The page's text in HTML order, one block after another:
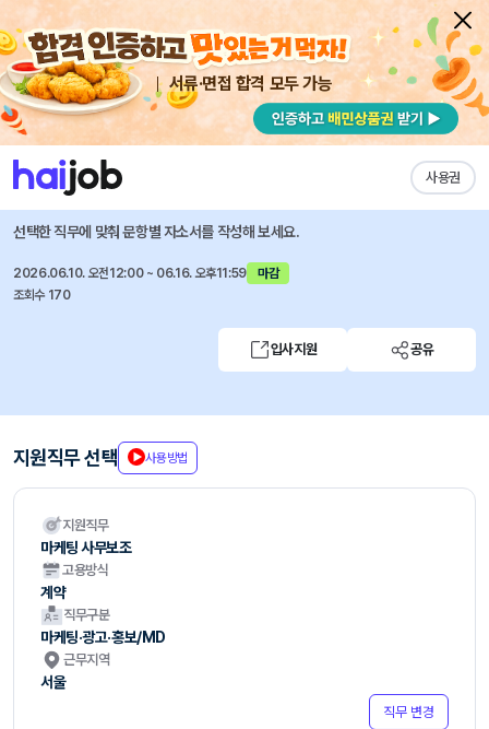
서류·면접 합격 모두 가능
사용권
채용공고 자소서 자유항목 자소서 내 작성목록
에코마케팅 즐겨찾기
마케팅 사무보조 계약직
선택한 직무에 맞춰 문항별 자소서를 작성해 보세요.
2026.06.10. 오전12:00 ~ 06.16. 오후11:59
마감
조회수 170
입사지원 공유
지원직무 선택 사용방법
지원직무
마케팅 사무보조
고용방식
계약
직무구분
마케팅·광고·홍보/MD
근무지역
서울
직무 변경